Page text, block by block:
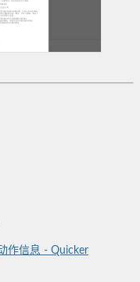
作信息 - Quicker